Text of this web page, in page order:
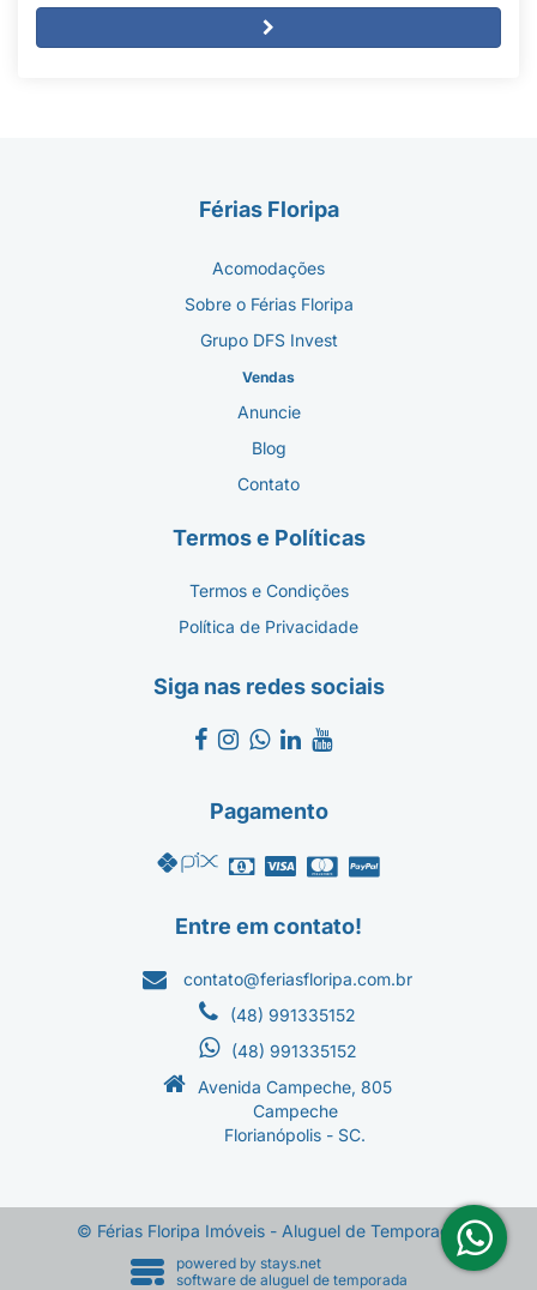
Férias Floripa
Acomodações
Sobre o Férias Floripa
Grupo DFS Invest
Vendas
Anuncie
Blog
Contato
Termos e Políticas
Termos e Condições
Política de Privacidade
Siga nas redes sociais
Pagamento
Entre em contato!
contato@feriasfloripa.com.br
(48) 991335152
(48) 991335152
Avenida Campeche, 805
Campeche
Florianópolis - SC.
© Férias Floripa Imóveis - Aluguel de Temporada
powered by stays.net
software de aluguel de temporada